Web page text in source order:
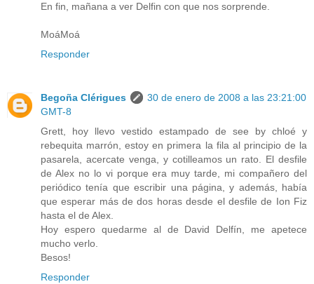
En fin, mañana a ver Delfin con que nos sorprende.
MoáMoá
Responder
Begoña Clérigues
30 de enero de 2008 a las 23:21:00
GMT-8
Grett, hoy llevo vestido estampado de see by chloé y
rebequita marrón, estoy en primera la fila al principio de la
pasarela, acercate venga, y cotilleamos un rato. El desfile
de Alex no lo vi porque era muy tarde, mi compañero del
periódico tenía que escribir una página, y además, había
que esperar más de dos horas desde el desfile de Ion Fiz
hasta el de Alex.
Hoy espero quedarme al de David Delfín, me apetece
mucho verlo.
Besos!
Responder